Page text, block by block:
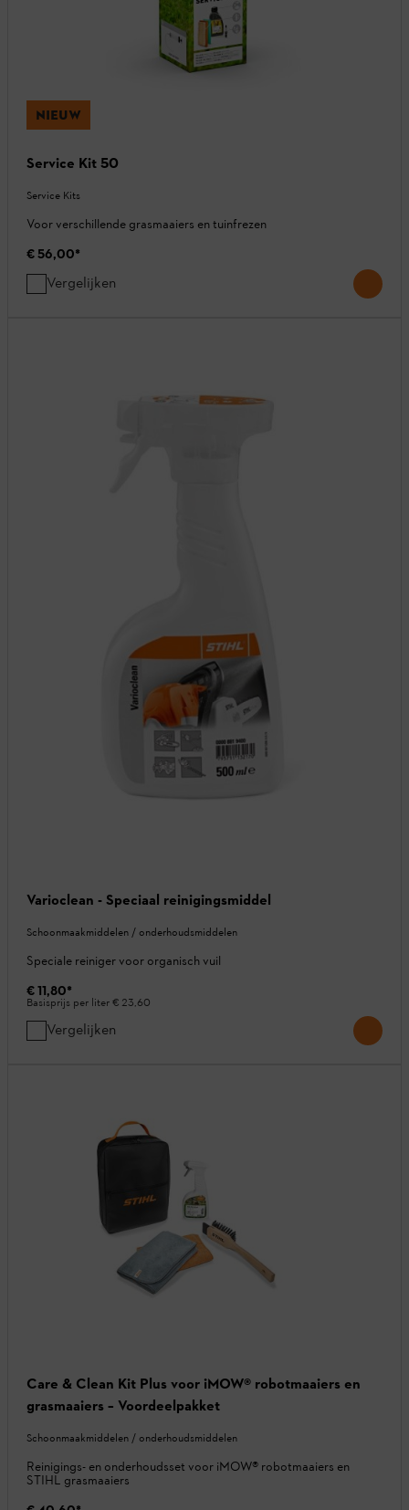
NIEUW
Service Kit 50
Service Kits
Voor verschillende grasmaaiers en tuinfrezen
€ 56,00*
Vergelijken
Varioclean - Speciaal reinigingsmiddel
Schoonmaakmiddelen / onderhoudsmiddelen
Speciale reiniger voor organisch vuil
€ 11,80*
Basisprijs per liter€ 23,60
Vergelijken
Care & Clean Kit Plus voor iMOW® robotmaaiers en
grasmaaiers – Voordeelpakket
Schoonmaakmiddelen / onderhoudsmiddelen
Reinigings- en onderhoudsset voor iMOW® robotmaaiers en
STIHL grasmaaiers